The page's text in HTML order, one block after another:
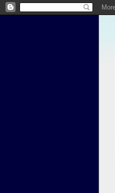
Teatro, poesia, palhaçaria,